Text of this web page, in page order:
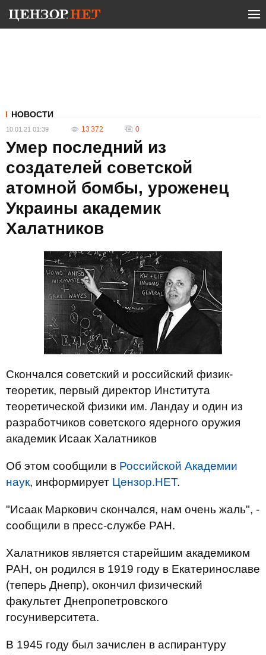
НОВОСТИ
10.01.21 01:39 13 372 0
Умер последний из
создателей советской
атомной бомбы, уроженец
Украины академик
Халатников
Скончался советский и российский физик-
теоретик, первый директор Института
теоретической физики им. Ландау и один из
разработчиков советского ядерного оружия
академик Исаак Халатников
Об этом сообщили в Российской Академии
наук, информирует Цензор.НЕТ.
"Исаак Маркович скончался, нам очень жаль", -
сообщили в пресс-службе РАН.
Халатников является старейшим академиком
РАН, он родился в 1919 году в Екатеринославе
(теперь Днепр), окончил физический
факультет Днепропетровского
госуниверситета.
В 1945 году был зачислен в аспирантуру